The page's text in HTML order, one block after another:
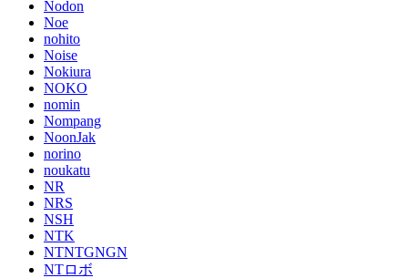
Nodon
Noe
nohito
Noise
Nokiura
NOKO
nomin
Nompang
NoonJak
norino
noukatu
NR
NRS
NSH
NTK
NTNTGNGN
NTロボ